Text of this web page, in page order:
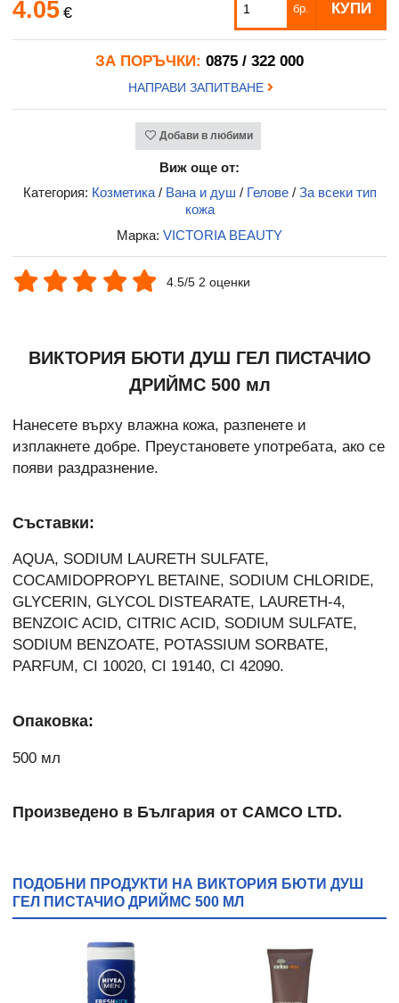
4.05 € бр. КУПИ
ЗА ПОРЪЧКИ: 0875 / 322 000
НАПРАВИ ЗАПИТВАНЕ
Добави в любими
Виж още от:
Категория: Козметика/ Вана и душ / Гелове/ За всеки тип
кожа
Марка: VICTORIA BEAUTY
4.5/5 2 оценки
ВИКТОРИЯ БЮТИ ДУШ ГЕЛ ПИСТАЧИО
ДРИЙМС 500 мл
Нанесете върху влажна кожа, разпенете и
изплакнете добре. Преустановете употребата, ако се
появи раздразнение.
Съставки:
AQUA, SODIUM LAURETH SULFATE,
COCAMIDOPROPYL BETAINE, SODIUM CHLORIDE,
GLYCERIN, GLYCOL DISTEARATE, LAURETH-4,
BENZOIC ACID, CITRIC ACID, SODIUM SULFATE,
SODIUM BENZOATE, POTASSIUM SORBATE,
PARFUM, CI 10020, CI 19140, CI 42090.
Опаковка:
500 мл
Произведено в България от CAMCO LTD.
ПОДОБНИ ПРОДУКТИ НА ВИКТОРИЯ БЮТИ ДУШ
ГЕЛ ПИСТАЧИО ДРИЙМС 500 МЛ